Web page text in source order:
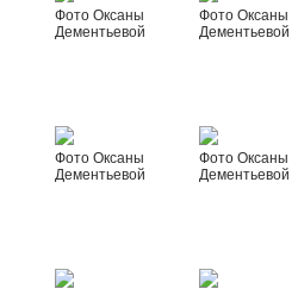
Фото Оксаны
Дементьевой
Фото Оксаны
Дементьевой
Фото Оксаны
Дементьевой
Фото Оксаны
Дементьевой